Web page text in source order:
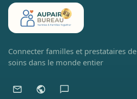
Connecter familles et prestataires de
soins dans le monde entier